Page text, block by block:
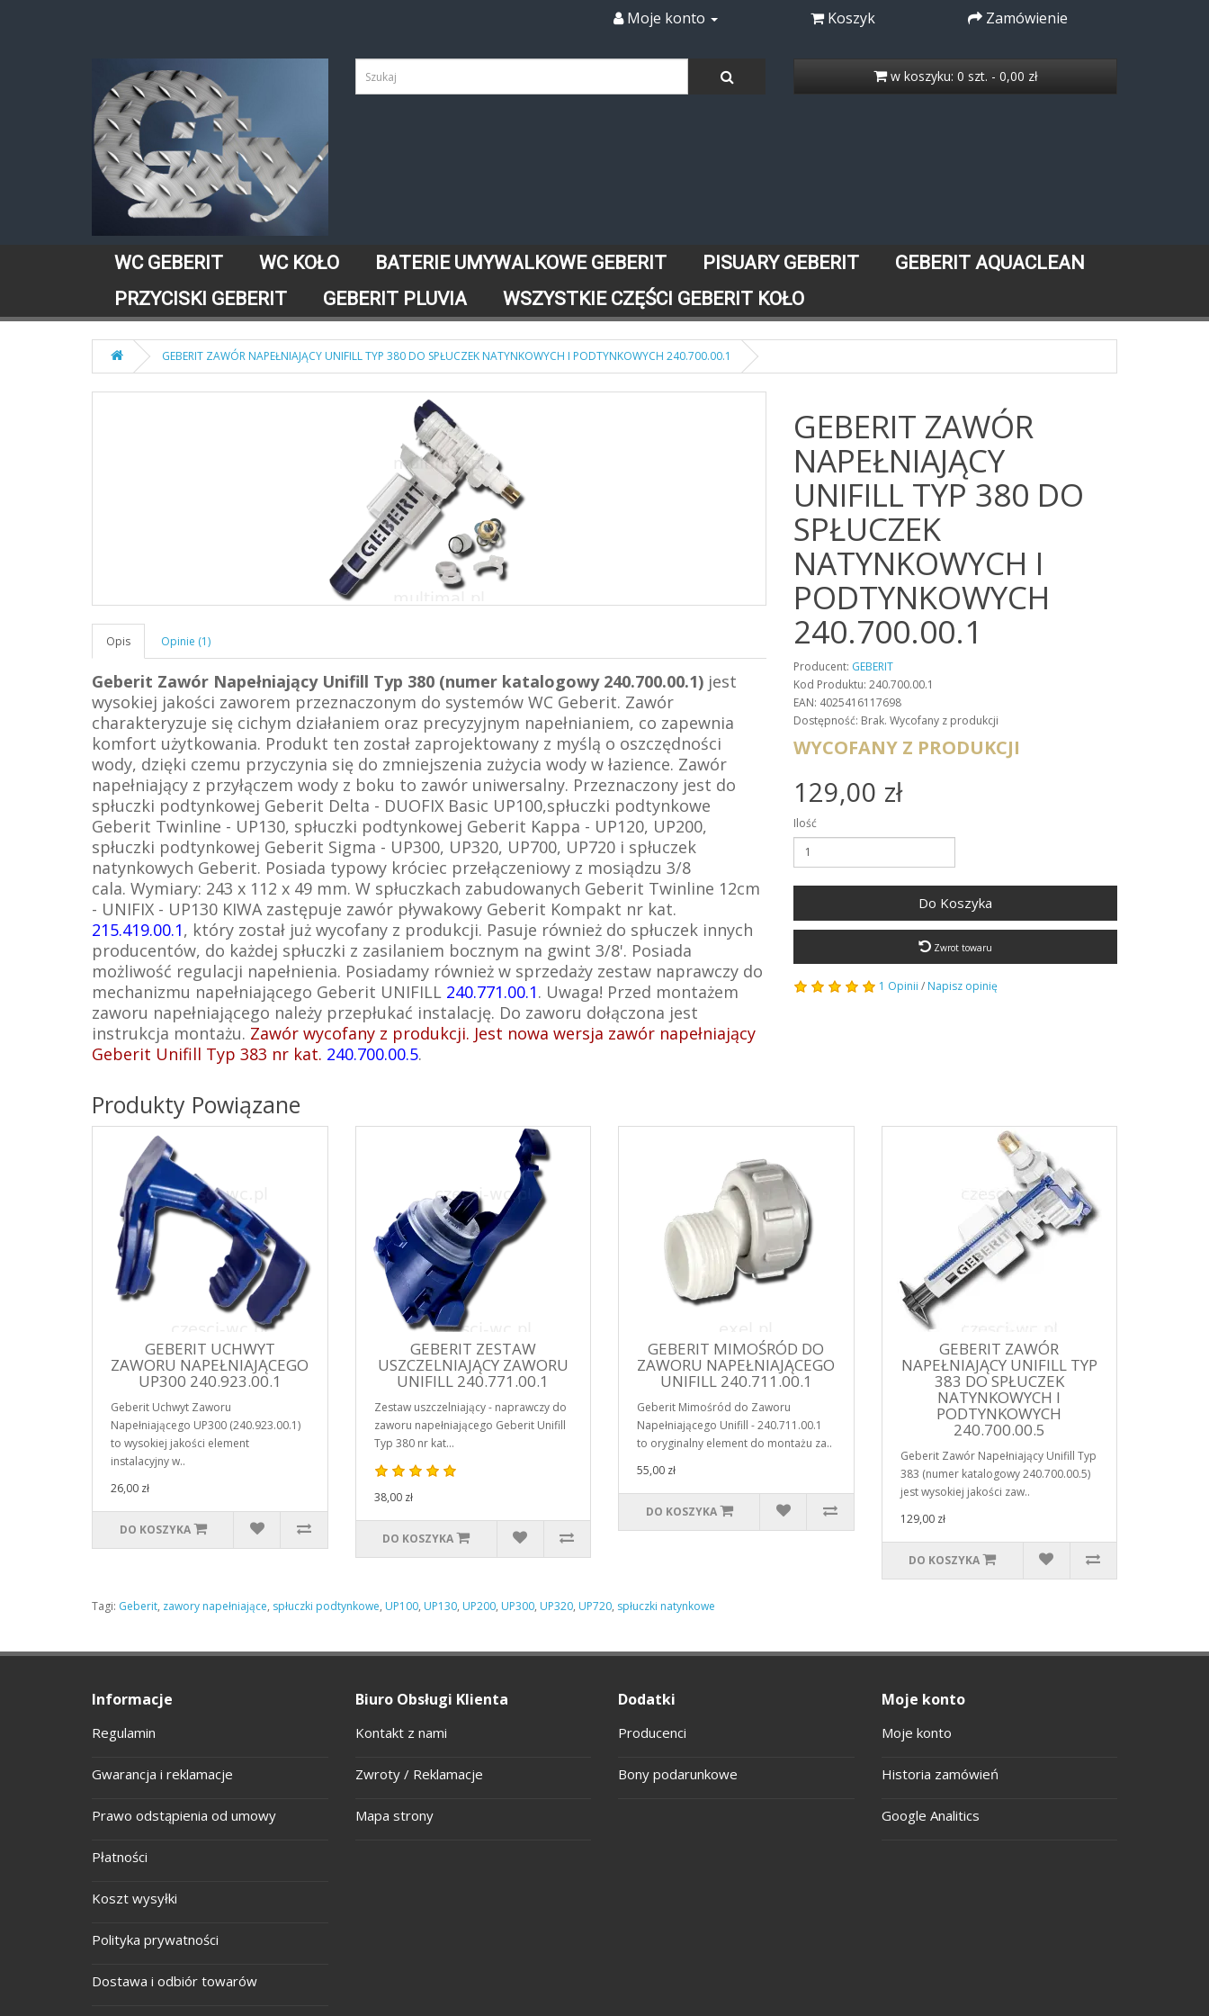
Moje konto Koszyk Zamówienie
w koszyku: 0 szt. - 0,00 zł
WC GEBERIT WC KOŁO BATERIE UMYWALKOWE GEBERIT PISUARY GEBERIT
GEBERIT AQUACLEAN
PRZYCISKI GEBERIT
GEBERIT PLUVIA WSZYSTKIE CZĘŚCI GEBERIT KOŁO
GEBERIT ZAWÓR NAPEŁNIAJĄCY UNIFILL TYP 380 DO SPŁUCZEK NATYNKOWYCH I PODTYNKOWYCH 240.700.00.1
Opis Opinie (1)
Geberit Zawór Napełniający Unifill Typ 380 (numer katalogowy 240.700.00.1) jest
wysokiej jakości zaworem przeznaczonym do systemów WC Geberit. Zawór
charakteryzuje się cichym działaniem oraz precyzyjnym napełnianiem, co zapewnia
komfort użytkowania. Produkt ten został zaprojektowany z myślą o oszczędności
wody, dzięki czemu przyczynia się do zmniejszenia zużycia wody w łazience. Zawór
napełniający z przyłączem wody z boku to zawór uniwersalny. Przeznaczony jest do
spłuczki podtynkowej Geberit Delta - DUOFIX Basic UP100,spłuczki podtynkowe
Geberit Twinline - UP130, spłuczki podtynkowej Geberit Kappa - UP120, UP200,
spłuczki podtynkowej Geberit Sigma - UP300, UP320, UP700, UP720 i spłuczek
natynkowych Geberit. Posiada typowy króciec przełączeniowy z mosiądzu 3/8
cala. Wymiary: 243 x 112 x 49 mm. W spłuczkach zabudowanych Geberit Twinline 12cm
- UNIFIX - UP130 KIWA zastępuje zawór pływakowy Geberit Kompakt nr kat.
215.419.00.1, który został już wycofany z produkcji. Pasuje również do spłuczek innych
producentów, do każdej spłuczki z zasilaniem bocznym na gwint 3/8'. Posiada
możliwość regulacji napełnienia. Posiadamy również w sprzedaży zestaw naprawczy do
mechanizmu napełniającego Geberit UNIFILL 240.771.00.1. Uwaga! Przed montażem
zaworu napełniającego należy przepłukać instalację. Do zaworu dołączona jest
instrukcja montażu. Zawór wycofany z produkcji. Jest nowa wersja zawór napełniający
Geberit Unifill Typ 383 nr kat. 240.700.00.5.
GEBERIT ZAWÓR
NAPEŁNIAJĄCY
UNIFILL TYP 380 DO
SPŁUCZEK
NATYNKOWYCH I
PODTYNKOWYCH
240.700.00.1
Producent: GEBERIT
Kod Produktu: 240.700.00.1
EAN: 4025416117698
Dostępność: Brak. Wycofany z produkcji
WYCOFANY Z PRODUKCJI
129,00 zł
Ilość
Do Koszyka
Zwrot towaru
1 Opinii / Napisz opinię
Produkty Powiązane
GEBERIT UCHWYT
ZAWORU NAPEŁNIAJĄCEGO
UP300 240.923.00.1
Geberit Uchwyt Zaworu
Napełniającego UP300 (240.923.00.1)
to wysokiej jakości element
instalacyjny w..
26,00 zł
DO KOSZYKA
GEBERIT ZESTAW
USZCZELNIAJĄCY ZAWORU
UNIFILL 240.771.00.1
Zestaw uszczelniający - naprawczy do
zaworu napełniającego Geberit Unifill
Typ 380 nr kat...
38,00 zł
DO KOSZYKA
GEBERIT MIMOŚRÓD DO
ZAWORU NAPEŁNIAJĄCEGO
UNIFILL 240.711.00.1
Geberit Mimośród do Zaworu
Napełniającego Unifill - 240.711.00.1
to oryginalny element do montażu za..
55,00 zł
DO KOSZYKA
GEBERIT ZAWÓR
NAPEŁNIAJĄCY UNIFILL TYP
383 DO SPŁUCZEK
NATYNKOWYCH I
PODTYNKOWYCH
240.700.00.5
Geberit Zawór Napełniający Unifill Typ
383 (numer katalogowy 240.700.00.5)
jest wysokiej jakości zaw..
129,00 zł
DO KOSZYKA
Tagi: Geberit, zawory napełniające, spłuczki podtynkowe, UP100, UP130, UP200, UP300, UP320, UP720, spłuczki natynkowe
Informacje
Regulamin
Gwarancja i reklamacje
Prawo odstąpienia od umowy
Płatności
Koszt wysyłki
Polityka prywatności
Dostawa i odbiór towarów
Biuro Obsługi Klienta
Kontakt z nami
Zwroty / Reklamacje
Mapa strony
Dodatki
Producenci
Bony podarunkowe
Moje konto
Moje konto
Historia zamówień
Google Analitics